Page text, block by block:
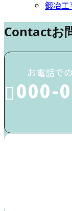
鍛冶工
Contactお
お電話で
000-